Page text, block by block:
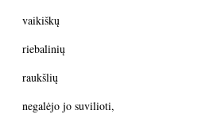
vaikiškų
riebalinių
raukšlių
negalėjo jo suvilioti,